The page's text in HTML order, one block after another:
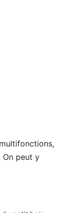
On peut y